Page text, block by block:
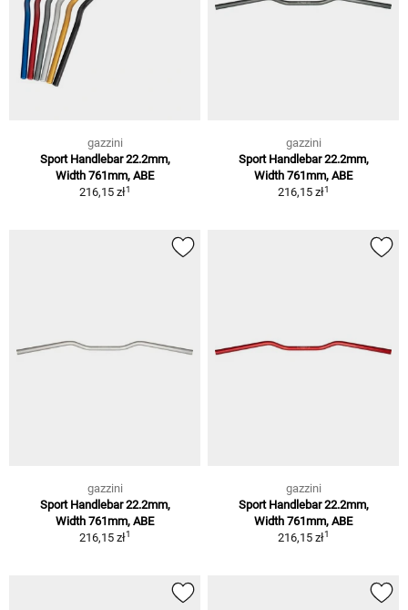
gazzini
Sport Handlebar 22.2mm,
Width 761mm, ABE
216,15 zł1
gazzini
Sport Handlebar 22.2mm,
Width 761mm, ABE
216,15 zł1
gazzini
Sport Handlebar 22.2mm,
Width 761mm, ABE
216,15 zł1
gazzini
Sport Handlebar 22.2mm,
Width 761mm, ABE
216,15 zł1